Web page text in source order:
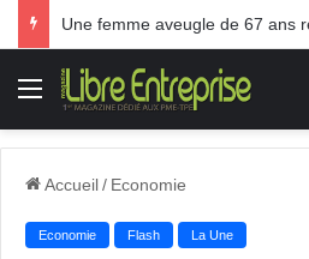
Menu
Accueil/ Economie
Economie Flash La Une